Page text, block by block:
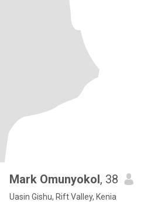
Mark Omunyokol, 38
Uasin Gishu, Rift Valley, Kenia